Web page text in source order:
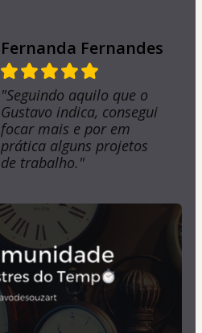
Fernanda Fernandes
"Seguindo aquilo que o
Gustavo indica, consegui
focar mais e por em
prática alguns projetos
de trabalho."